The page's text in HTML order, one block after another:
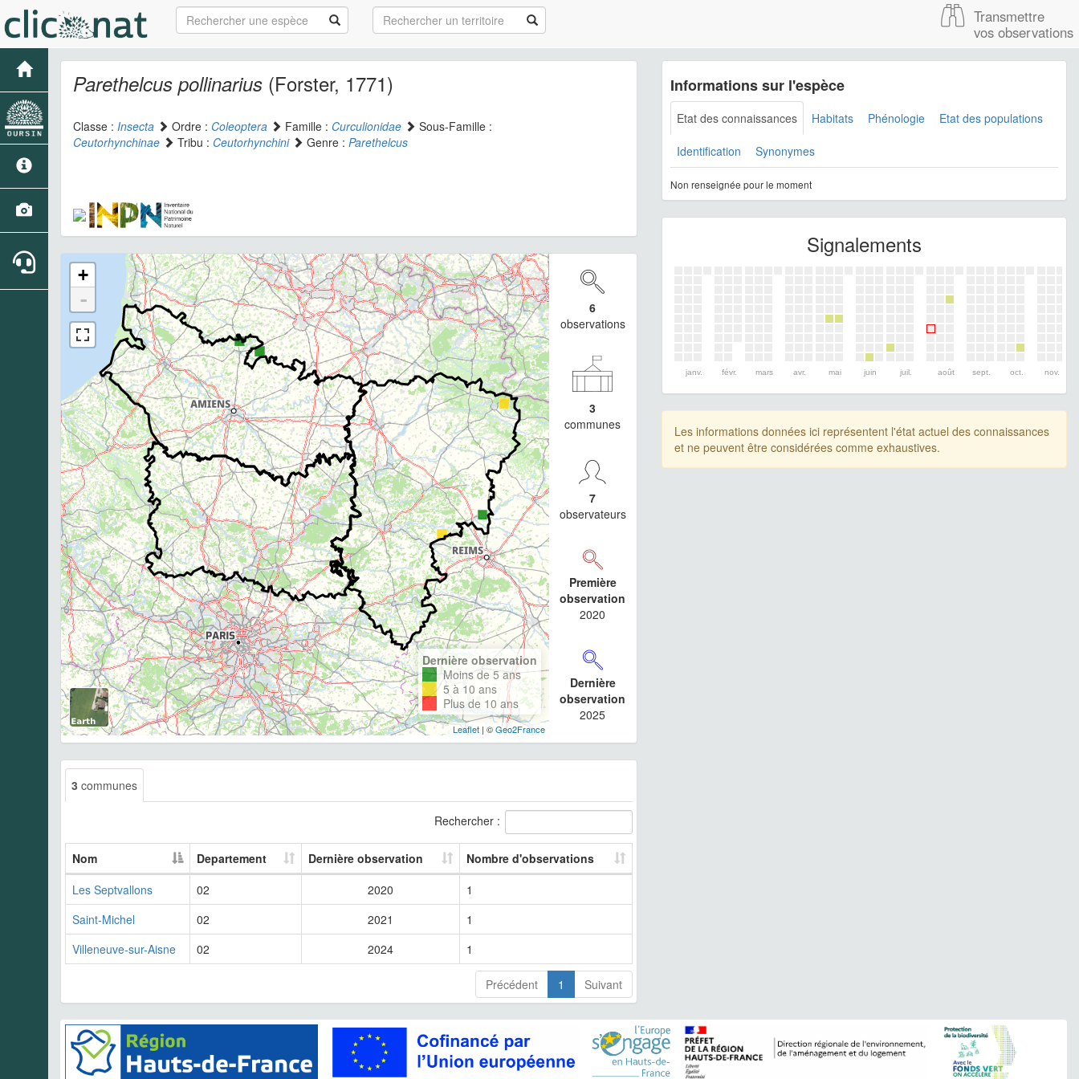
Transmettre
vos observations
Parethelcus pollinarius (Forster, 1771)
Classe : Insecta Ordre : Coleoptera Famille : Curculionidae
Sous-Famille :
Ceutorhynchinae
Tribu : Ceutorhynchini Genre : Parethelcus
+
-
Dernière observation
Moins de 5 ans
5 à 10 ans
Plus de 10 ans
Leaflet| ©Geo2France
6
observations
3
communes
7
observateurs
Première
observation
2020
Dernière
observation
2025
3 communes
Rechercher :
Nom Departement Dernière observation
Nombre d'observations
Les Septvallons
02 2020
1
Saint-Michel
02 2021
1
Villeneuve-sur-Aisne
02 2024 1
Précédent 1 Suivant
Informations sur l'espèce
Etat des connaissances Habitats Phénologie Etat des populations
Identification Synonymes
Non renseignée pour le moment
Signalements
janv. févr. mars avr. mai juin juil. août sept. oct. nov.
Les informations données ici représentent l'état actuel des connaissances
et ne peuvent être considérées comme exhaustives.